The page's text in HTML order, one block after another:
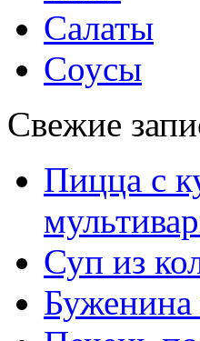
Салаты
Соусы
Свежие
Пицца с
Суп из
Буженина